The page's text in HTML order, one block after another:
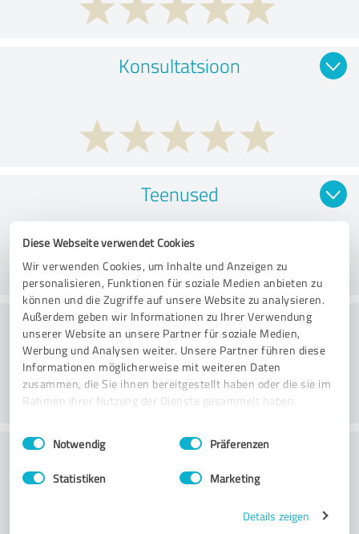
Diese Webseite verwendet Cookies
Wir verwenden Cookies, um Inhalte und Anzeigen zu
personalisieren, Funktionen für soziale Medien anbieten zu
können und die Zugriffe auf unsere Website zu analysieren.
Außerdem geben wir Informationen zu Ihrer Verwendung
unserer Website an unsere Partner für soziale Medien,
Werbung und Analysen weiter. Unsere Partner führen diese
Informationen möglicherweise mit weiteren Daten
zusammen, die Sie ihnen bereitgestellt haben oder die sie im
Rahmen Ihrer Nutzung der Dienste gesammelt haben.
Impressum Datenschutzbestimmungen
Einwilligungsauswahl
Notwendig Präferenzen
Statistiken Marketing
Details zeigen
Konsultatsioon
Teenused
Töötlemine
Klienditeenindus